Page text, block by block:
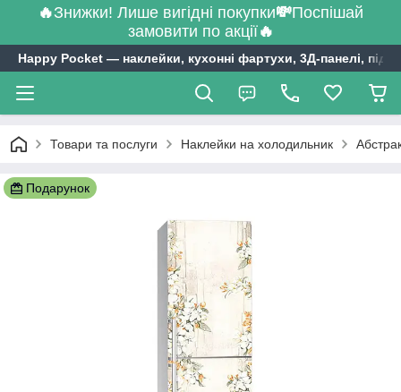
🔥Знижки! Лише вигідні покупки💸Поспішай
замовити по акції🔥
Happy Pocket ― наклейки, кухонні фартухи, 3Д-панелі,
Товари та послуги Наклейки на холодильник
Подарунок